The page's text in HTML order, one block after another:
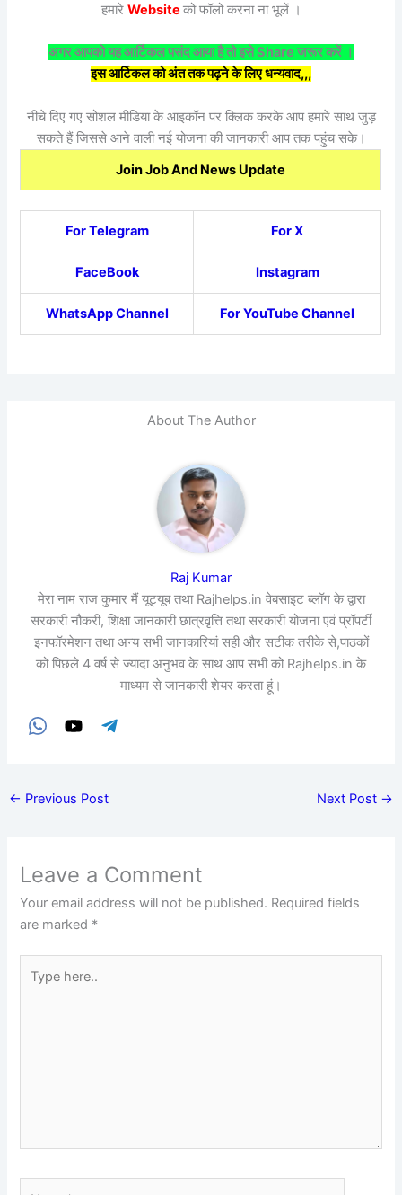
हमारे Website को फॉलो करना ना भूलें ।
अगर आपको यह आर्टिकल पसंद आया है तो इसे Share जरूर करें ।
इस आर्टिकल को अंत तक पढ़ने के लिए धन्यवाद,,,
नीचे दिए गए सोशल मीडिया के आइकॉन पर क्लिक करके आप हमारे साथ जुड़
सकते हैं जिससे आने वाली नई योजना की जानकारी आप तक पहुंच सके।
Join Job And News Update
For Telegram For X
FaceBook Instagram
WhatsApp Channel For YouTube Channel
About The Author
Raj Kumar
मेरा नाम राज कुमार मैं यूट्यूब तथा Rajhelps.in वेबसाइट ब्लॉग के द्वारा
सरकारी नौकरी, शिक्षा जानकारी छात्रवृत्ति तथा सरकारी योजना एवं प्रॉपर्टी
इनफॉरमेशन तथा अन्य सभी जानकारियां सही और सटीक तरीके से,पाठकों
को पिछले 4 वर्ष से ज्यादा अनुभव के साथ आप सभी को Rajhelps.in के
माध्यम से जानकारी शेयर करता हूं।
← Previous Post Next Post →
Leave a Comment
Your email address will not be published. Required fields
are marked *
here..